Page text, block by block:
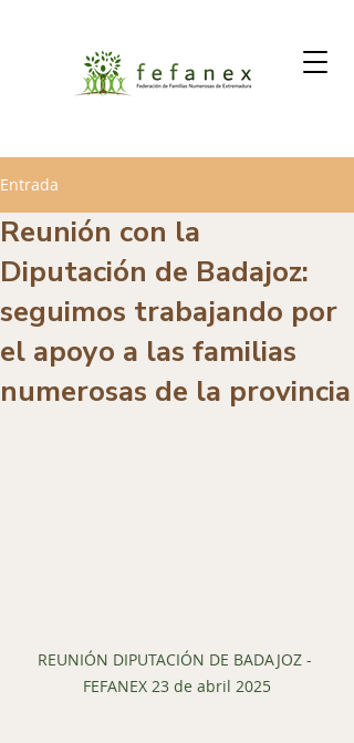
Entrada
Reunión con la
Diputación de Badajoz:
seguimos trabajando por
el apoyo a las familias
numerosas de la provincia
REUNIÓN DIPUTACIÓN DE BADAJOZ -
FEFANEX 23 de abril 2025